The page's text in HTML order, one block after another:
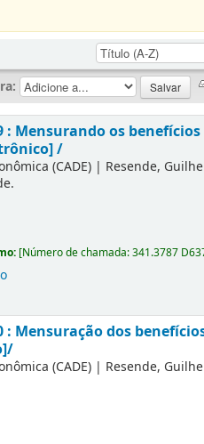
: Mensurando os
/
(CADE) | Resende,
[Número de chamada:341.3787
: Mensuração dos
(CADE) | Resende,